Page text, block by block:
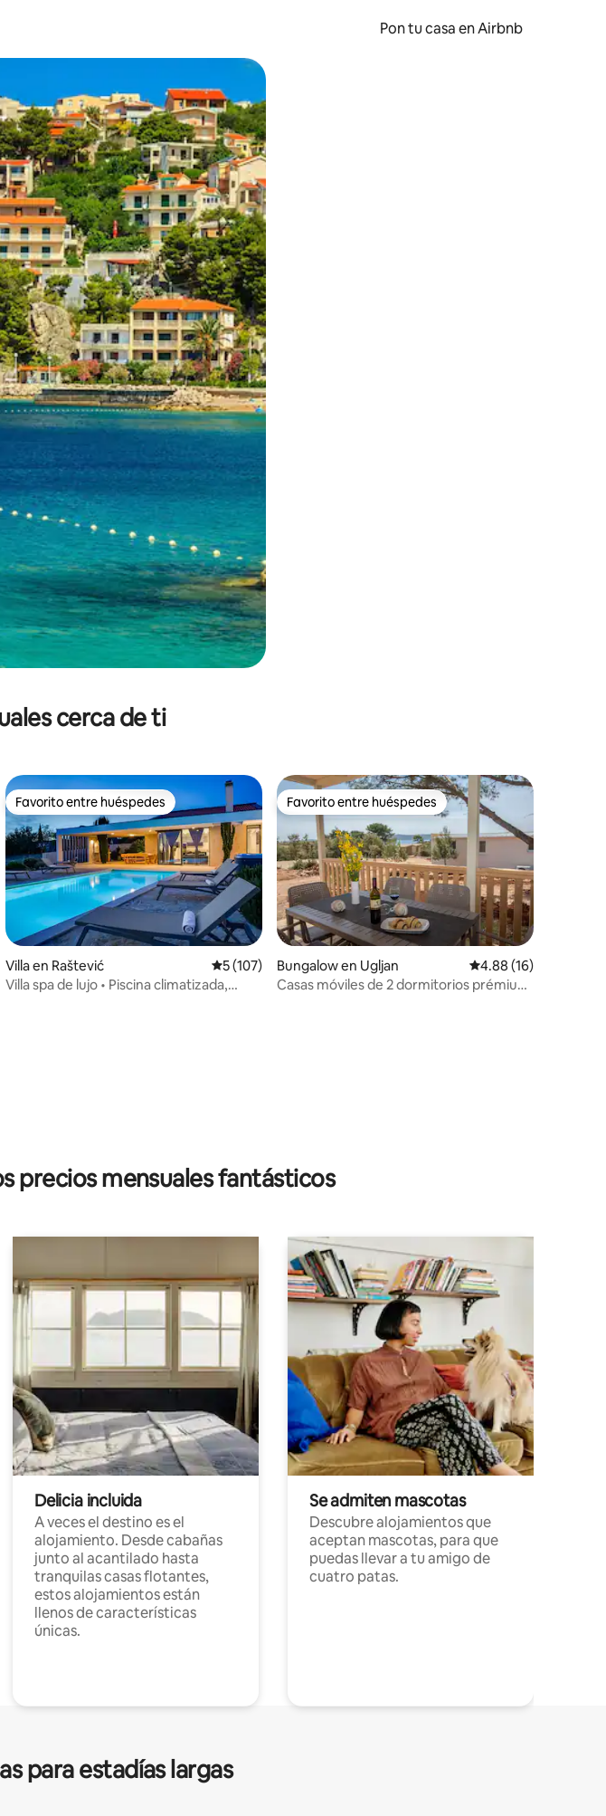
Pon tu casa en Airbnb
abajo o explora con el tacto o desliza el dedo.
cerca de ti
promedio: 5 de 5, 14 reseñas
Favorito entre huéspedes
Favorito entre huéspedes
Villa en Raštević Calificación promedio: 5 de 5, 107 reseñas
5 (107)
Villa spa de lujo • Piscina climatizada,
Favorito entre huéspedes
Favorito entre huéspedes
Bungalow en Ugljan Calificación
4.88 (16)
Casas móviles de 2 dormitorios prémium
precios mensuales fantásticos
Delicia incluida
A veces el destino es el
alojamiento. Desde cabañas
junto al acantilado hasta
tranquilas casas flotantes,
estos alojamientos están
llenos de características
únicas.
Se admiten mascotas
Descubre alojamientos que
aceptan mascotas, para que
puedas llevar a tu amigo de
cuatro patas.
para estadías largas